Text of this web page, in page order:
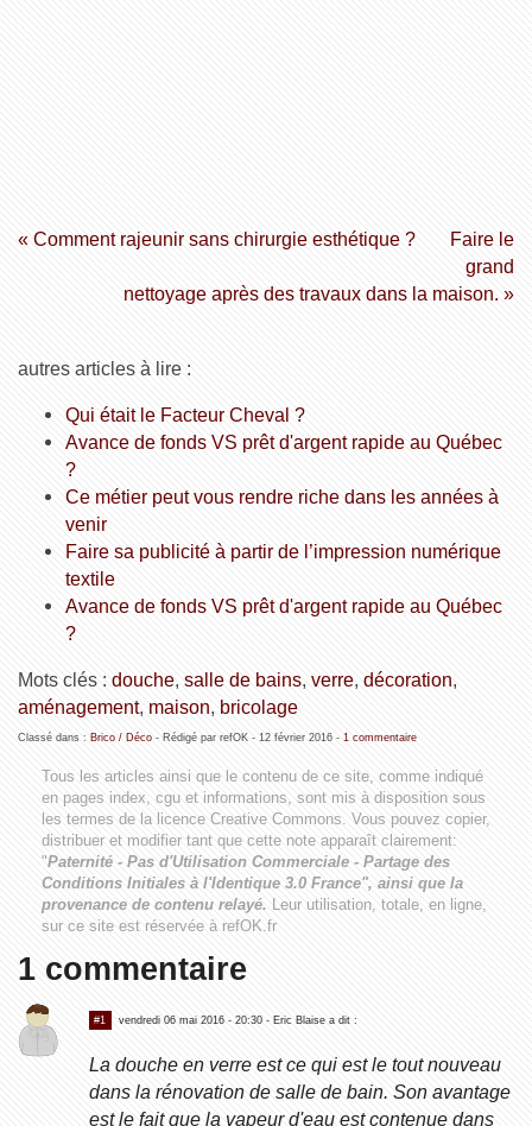
« Comment rajeunir sans chirurgie esthétique ?
Faire le
grand
nettoyage après des travaux dans la maison. »
autres articles à lire :
Qui était le Facteur Cheval ?
Avance de fonds VS prêt d'argent rapide au Québec
?
Ce métier peut vous rendre riche dans les années à
venir
Faire sa publicité à partir de l’impression numérique
textile
Avance de fonds VS prêt d'argent rapide au Québec
?
Mots clés : douche, salle de bains, verre, décoration,
aménagement, maison, bricolage
Classé dans : Brico / Déco- Rédigé par refOK - 12 février 2016- 1 commentaire
Tous les articles ainsi que le contenu de ce site, comme indiqué
en pages index, cgu et informations, sont mis à disposition sous
les termes de la licence Creative Commons. Vous pouvez copier,
distribuer et modifier tant que cette note apparaît clairement:
"Paternité - Pas d'Utilisation Commerciale - Partage des
Conditions Initiales à l'Identique 3.0 France", ainsi que la
provenance de contenu relayé. Leur utilisation, totale, en ligne,
sur ce site est réservée à refOK.fr
1 commentaire
#1 vendredi 06 mai 2016 - 20:30- Eric Blaise a dit :
La douche en verre est ce qui est le tout nouveau
dans la rénovation de salle de bain. Son avantage
est le fait que la vapeur d'eau est contenue dans